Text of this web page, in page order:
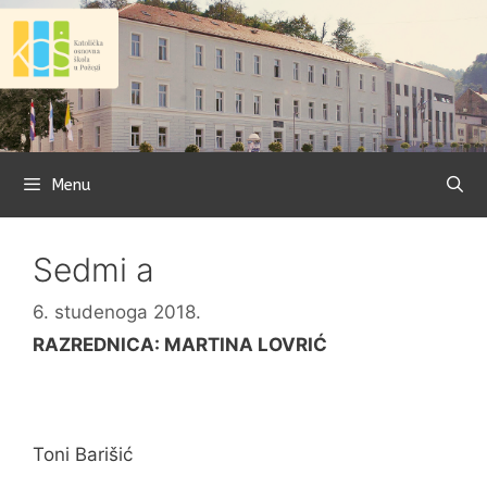
Preskoči
sadržaj
Menu
Sedmi a
6. studenoga 2018.
RAZREDNICA: MARTINA LOVRIĆ
Toni Barišić